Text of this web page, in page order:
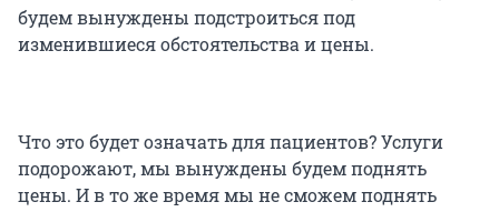
будем вынуждены подстроиться под
изменившиеся обстоятельства и цены.
Что это будет означать для пациентов? Услуги
подорожают, мы вынуждены будем поднять
цены. И в то же время мы не сможем поднять